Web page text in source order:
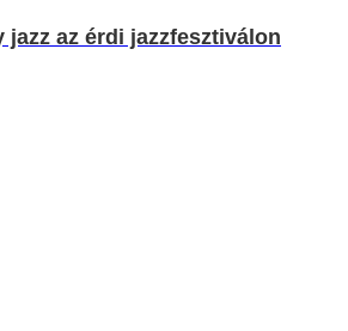
jazz az érdi jazzfesztiválon